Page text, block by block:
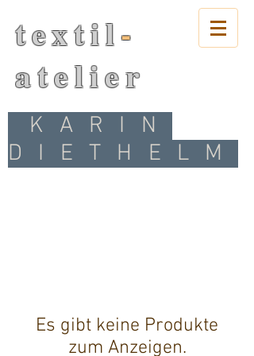
textil-
atelier
KARIN
DIETHELM
Es gibt keine Produkte
zum Anzeigen.